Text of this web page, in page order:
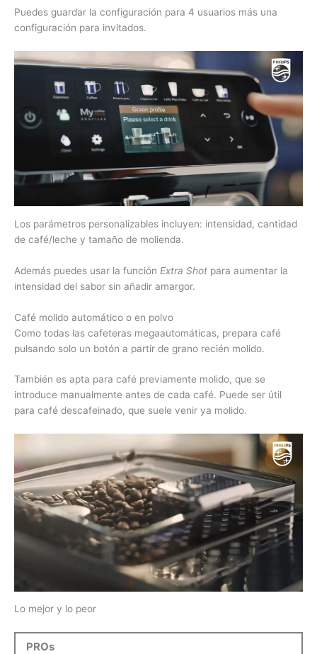
Puedes guardar la configuración para 4 usuarios más una
configuración para invitados.
Los parámetros personalizables incluyen: intensidad, cantidad
de café/leche y tamaño de molienda.
Además puedes usar la función Extra Shot para aumentar la
intensidad del sabor sin añadir amargor.
Café molido automático o en polvo
Como todas las cafeteras megaautomáticas, prepara café
pulsando solo un botón a partir de grano recién molido.
También es apta para café previamente molido, que se
introduce manualmente antes de cada café. Puede ser útil
para café descafeinado, que suele venir ya molido.
Lo mejor y lo peor
PROs